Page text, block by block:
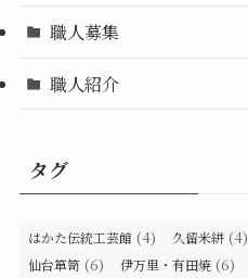
職人募集
職人紹介
タグ
はかた伝統工芸館 (4) 久留米絣 (4)
仙台箪笥 (6) 伊万里・有田焼 (6)